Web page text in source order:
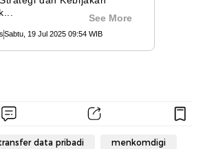
data pribadi menkomdigi